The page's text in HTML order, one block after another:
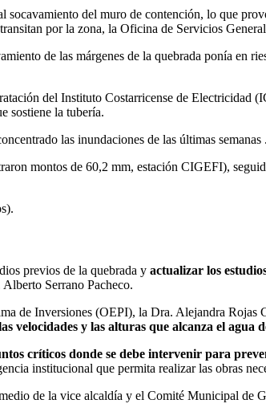
del muro de contención, lo que
por la zona, la Oficina de Servicios
de las márgenes de la quebrada ponía en
del Instituto Costarricense de Electricidad
sostiene la tubería.
las inundaciones de las últimas semanas .
montos de 60,2 mm, estación CIGEFI​),
previos de la quebrada y actualizar los
Serrano Pacheco.
de Inversiones (OEPI), la Dra. Alejandra Rojas
velocidades y las alturas que alcanza el agua
críticos donde se debe intervenir para
institucional que permita realizar las obras
de la vice alcaldía y el Comité Municipal de